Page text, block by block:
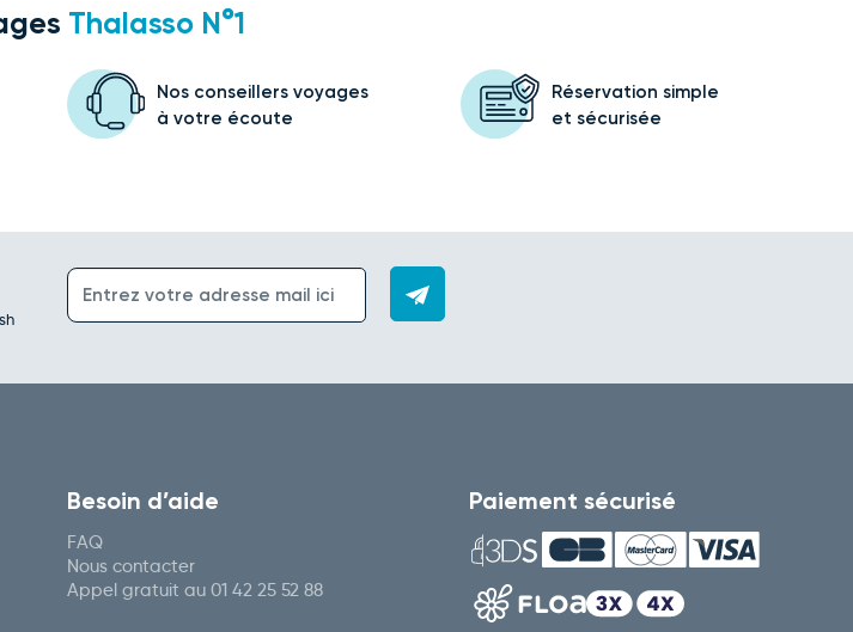
Thalasso N°1
Nos conseillers voyages
à votre écoute
Réservation simple
et sécurisée
Besoin d’aide
FAQ
Nous contacter
Appel gratuit au 01 42 25 52 88
Paiement sécurisé